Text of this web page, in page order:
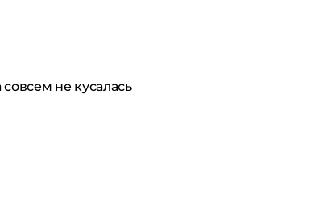
не кусалась